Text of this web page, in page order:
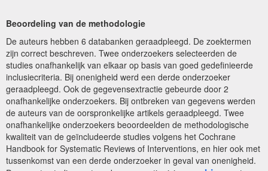
Beoordeling van de methodologie
De auteurs hebben 6 databanken geraadpleegd. De zoektermen
zijn correct beschreven. Twee onderzoekers selecteerden de
studies onafhankelijk van elkaar op basis van goed gedefinieerde
inclusiecriteria. Bij onenigheid werd een derde onderzoeker
geraadpleegd. Ook de gegevensextractie gebeurde door 2
onafhankelijke onderzoekers. Bij ontbreken van gegevens werden
de auteurs van de oorspronkelijke artikels geraadpleegd. Twee
onafhankelijke onderzoekers beoordeelden de methodologische
kwaliteit van de geïncludeerde studies volgens het Cochrane
Handbook for Systematic Reviews of Interventions, en hier ook met
tussenkomst van een derde onderzoeker in geval van onenigheid.